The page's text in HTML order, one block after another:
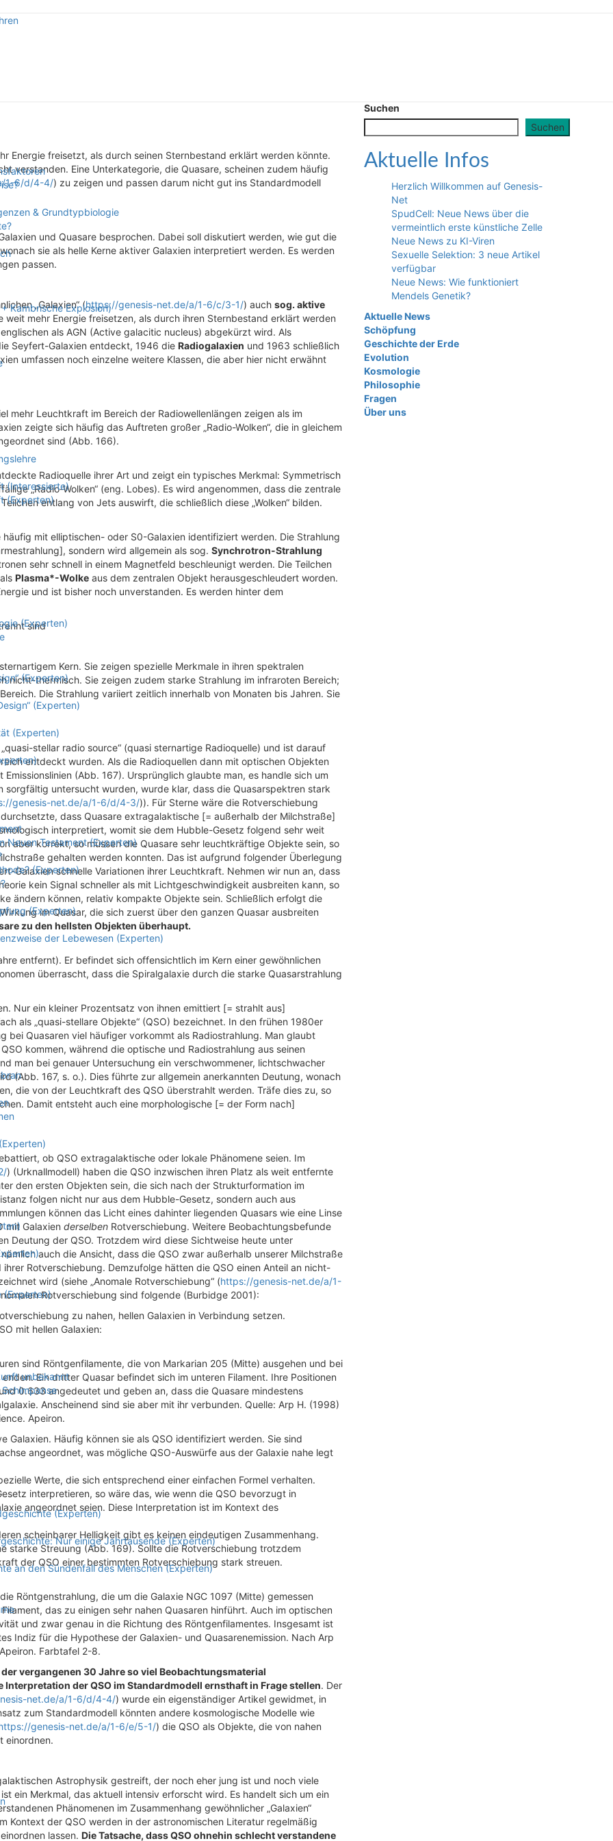
& Grundtypbiologie
Kambrische Explosion)
(Interessierte)
(Experten)
(Experten)
(Experten)
(Experten)
(Experten)
Neuen Testament (Experten)
(Experten)
(Experten)
der Lebewesen (Experten)
(Experten)
unbekannt
(Experten)
Nur einige Jahrtausende (Experten)
an den Sündenfall des Menschen (Experten)
Energie freisetzt, als durch seinen Sternbestand erklärt werden könnte.
verstanden. Eine Unterkategorie, die Quasare, scheinen zudem häufig
1-6/d/4-4/) zu zeigen und passen darum nicht gut ins Standardmodell
und Quasare besprochen. Dabei soll diskutiert werden, wie gut die
sie als helle Kerne aktiver Galaxien interpretiert werden. Es werden
passen.
„Galaxien“ (https://genesis-net.de/a/1-6/c/3-1/) auch sog. aktive
mehr Energie freisetzen, als durch ihren Sternbestand erklärt werden
als AGN (Active galacitic nucleus) abgekürzt wird. Als
Seyfert-Galaxien entdeckt, 1946 die Radiogalaxien und 1963 schließlich
umfassen noch einzelne weitere Klassen, die aber hier nicht erwähnt
mehr Leuchtkraft im Bereich der Radiowellenlängen zeigen als im
zeigte sich häufig das Auftreten großer „Radio-Wolken“, die in gleichem
sind (Abb. 166).
Radioquelle ihrer Art und zeigt ein typisches Merkmal: Symmetrisch
„Radio-Wolken“ (eng. Lobes). Es wird angenommen, dass die zentrale
entlang von Jets auswirft, die schließlich diese „Wolken“ bilden.
mit elliptischen- oder S0-Galaxien identifiziert werden. Die Strahlung
sondern wird allgemein als sog. Synchrotron-Strahlung
sehr schnell in einem Magnetfeld beschleunigt werden. Die Teilchen
Plasma*-Wolke aus dem zentralen Objekt herausgeschleudert worden.
und ist bisher noch unverstanden. Es werden hinter dem
sind
Kern. Sie zeigen spezielle Merkmale in ihren spektralen
nicht-thermisch. Sie zeigen zudem starke Strahlung im infraroten Bereich;
Die Strahlung variiert zeitlich innerhalb von Monaten bis Jahren. Sie
stellar radio source“ (quasi sternartige Radioquelle) und ist darauf
entdeckt wurden. Als die Radioquellen dann mit optischen Objekten
(Abb. 167). Ursprünglich glaubte man, es handle sich um
sorgfältig untersucht wurden, wurde klar, dass die Quasarspektren stark
genesis-net.de/a/1-6/d/4-3/)). Für Sterne wäre die Rotverschiebung
dass Quasare extragalaktische [= außerhalb der Milchstraße]
interpretiert, womit sie dem Hubble-Gesetz folgend sehr weit
aber korrekt, so müssen die Quasare sehr leuchtkräftige Objekte sein, so
gehalten werden konnten. Das ist aufgrund folgender Überlegung
Galaxien schnelle Variationen ihrer Leuchtkraft. Nehmen wir nun an, dass
kein Signal schneller als mit Lichtgeschwindigkeit ausbreiten kann, so
ändern können, relativ kompakte Objekte sein. Schließlich erfolgt die
im Quasar, die sich zuerst über den ganzen Quasar ausbreiten
zu den hellsten Objekten überhaupt.
entfernt). Er befindet sich offensichtlich im Kern einer gewöhnlichen
überrascht, dass die Spiralgalaxie durch die starke Quasarstrahlung
Nur ein kleiner Prozentsatz von ihnen emittiert [= strahlt aus]
als „quasi-stellare Objekte“ (QSO) bezeichnet. In den frühen 1980er
bei Quasaren viel häufiger vorkommt als Radiostrahlung. Man glaubt
kommen, während die optische und Radiostrahlung aus seinen
man bei genauer Untersuchung ein verschwommener, lichtschwacher
(Abb. 167, s. o.). Dies führte zur allgemein anerkannten Deutung, wonach
die von der Leuchtkraft des QSO überstrahlt werden. Träfe dies zu, so
Damit entsteht auch eine morphologische [= der Form nach]
ob QSO extragalaktische oder lokale Phänomene seien. Im
) (Urknallmodell) haben die QSO inzwischen ihren Platz als weit entfernte
den ersten Objekten sein, die sich nach der Strukturformation im
folgen nicht nur aus dem Hubble-Gesetz, sondern auch aus
können das Licht eines dahinter liegenden Quasars wie eine Linse
mit Galaxien derselben Rotverschiebung. Weitere Beobachtungsbefunde
Deutung der QSO. Trotzdem wird diese Sichtweise heute unter
auch die Ansicht, dass die QSO zwar außerhalb unserer Milchstraße
Rotverschiebung. Demzufolge hätten die QSO einen Anteil an nicht-
wird (siehe „Anomale Rotverschiebung“ (https://genesis-net.de/a/1-
Rotverschiebung sind folgende (Burbidge 2001):
zu nahen, hellen Galaxien in Verbindung setzen.
mit hellen Galaxien:
sind Röntgenfilamente, die von Markarian 205 (Mitte) ausgehen und bei
Ein dritter Quasar befindet sich im unteren Filament. Ihre Positionen
0.633 angedeutet und geben an, dass die Quasare mindestens
Anscheinend sind sie aber mit ihr verbunden. Quelle: Arp H. (1998)
Apeiron.
Galaxien. Häufig können sie als QSO identifiziert werden. Sie sind
angeordnet, was mögliche QSO-Auswürfe aus der Galaxie nahe legt
Werte, die sich entsprechend einer einfachen Formel verhalten.
interpretieren, so wäre das, wie wenn die QSO bevorzugt in
angeordnet seien. Diese Interpretation ist im Kontext des
scheinbarer Helligkeit gibt es keinen eindeutigen Zusammenhang.
starke Streuung (Abb. 169). Sollte die Rotverschiebung trotzdem
der QSO einer bestimmten Rotverschiebung stark streuen.
Röntgenstrahlung, die um die Galaxie NGC 1097 (Mitte) gemessen
das zu einigen sehr nahen Quasaren hinführt. Auch im optischen
und zwar genau in die Richtung des Röntgenfilamentes. Insgesamt ist
Indiz für die Hypothese der Galaxien- und Quasarenemission. Nach Arp
Farbtafel 2-8.
vergangenen 30 Jahre so viel Beobachtungsmaterial
der QSO im Standardmodell ernsthaft in Frage stellen. Der
net.de/a/1-6/d/4-4/) wurde ein eigenständiger Artikel gewidmet, in
zum Standardmodell könnten andere kosmologische Modelle wie
genesis-net.de/a/1-6/e/5-1/) die QSO als Objekte, die von nahen
einordnen.
Astrophysik gestreift, der noch eher jung ist und noch viele
ein Merkmal, das aktuell intensiv erforscht wird. Es handelt sich um ein
Phänomenen im Zusammenhang gewöhnlicher „Galaxien“
Kontext der QSO werden in der astronomischen Literatur regelmäßig
lassen. Die Tatsache, dass QSO ohnehin schlecht verstandene
Suchen
Suchen
Aktuelle Infos
Herzlich Willkommen auf Genesis-
Net
SpudCell: Neue News über die
vermeintlich erste künstliche Zelle
Neue News zu KI-Viren
Sexuelle Selektion: 3 neue Artikel
verfügbar
Neue News: Wie funktioniert
Mendels Genetik?
Aktuelle News
Schöpfung
Geschichte der Erde
Evolution
Kosmologie
Philosophie
Fragen
Über uns